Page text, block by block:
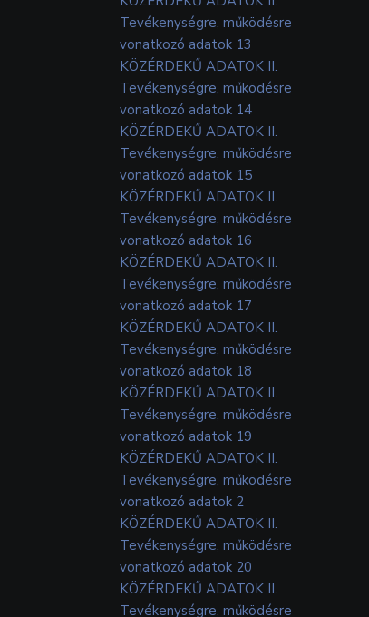
Tevékenységre, működésre
vonatkozó adatok 13
KÖZÉRDEKŰ ADATOK II.
Tevékenységre, működésre
vonatkozó adatok 14
KÖZÉRDEKŰ ADATOK II.
Tevékenységre, működésre
vonatkozó adatok 15
KÖZÉRDEKŰ ADATOK II.
Tevékenységre, működésre
vonatkozó adatok 16
KÖZÉRDEKŰ ADATOK II.
Tevékenységre, működésre
vonatkozó adatok 17
KÖZÉRDEKŰ ADATOK II.
Tevékenységre, működésre
vonatkozó adatok 18
KÖZÉRDEKŰ ADATOK II.
Tevékenységre, működésre
vonatkozó adatok 19
KÖZÉRDEKŰ ADATOK II.
Tevékenységre, működésre
vonatkozó adatok 2
KÖZÉRDEKŰ ADATOK II.
Tevékenységre, működésre
vonatkozó adatok 20
KÖZÉRDEKŰ ADATOK II.
Tevékenységre, működésre